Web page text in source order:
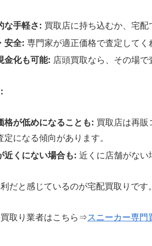
な手軽さ: 買取店に持ち込むか、宅配
安全: 専門家が適正価格で査定してく
金化も可能: 店頭買取なら、その場で
格が低めになることも: 買取店は再販
定になる傾向があります。
近くにない場合も: 近くに店舗がない
だと感じているのが宅配買取りです。
取り業者はこちら⇒スニーカー専門